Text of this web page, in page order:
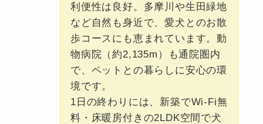
利便性は良好。多摩川や生田緑地
など自然も身近で、愛犬とのお散
歩コースにも恵まれています。動
物病院（約2,135m）も通院圏内
で、ペットとの暮らしに安心の環
境です。
1日の終わりには、新築でWi-Fi無
料・床暖房付きの2LDK空間で犬